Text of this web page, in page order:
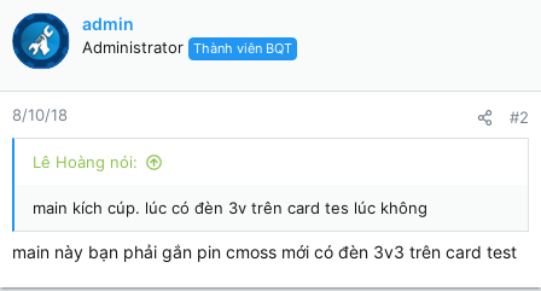
admin
Administrator Thành viên BQT
8/10/18 #2
Lê Hoàng nói:
main kích cúp. lúc có đèn 3v trên card tes lúc không
main này bạn phải gắn pin cmoss mới có đèn 3v3 trên card test